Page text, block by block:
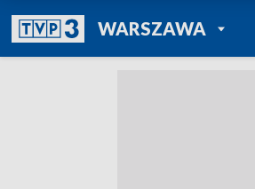
WARSZAWAPOWRÓT DO
TVP REGIONY